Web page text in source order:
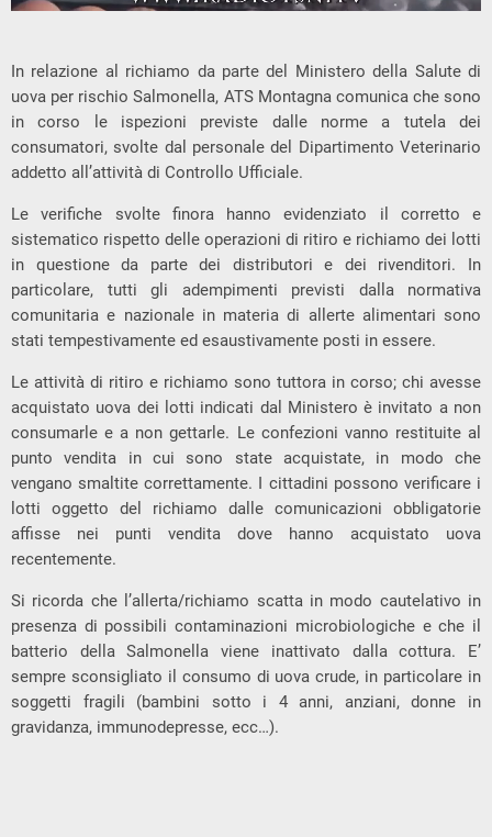
In relazione al richiamo da parte del Ministero della Salute di
uova per rischio Salmonella, ATS Montagna comunica che sono
in corso le ispezioni previste dalle norme a tutela dei
consumatori, svolte dal personale del Dipartimento Veterinario
addetto all’attività di Controllo Ufficiale.
Le verifiche svolte finora hanno evidenziato il corretto e
sistematico rispetto delle operazioni di ritiro e richiamo dei lotti
in questione da parte dei distributori e dei rivenditori. In
particolare, tutti gli adempimenti previsti dalla normativa
comunitaria e nazionale in materia di allerte alimentari sono
stati tempestivamente ed esaustivamente posti in essere.
Le attività di ritiro e richiamo sono tuttora in corso; chi avesse
acquistato uova dei lotti indicati dal Ministero è invitato a non
consumarle e a non gettarle. Le confezioni vanno restituite al
punto vendita in cui sono state acquistate, in modo che
vengano smaltite correttamente. I cittadini possono verificare i
lotti oggetto del richiamo dalle comunicazioni obbligatorie
affisse nei punti vendita dove hanno acquistato uova
recentemente.
Si ricorda che l’allerta/richiamo scatta in modo cautelativo in
presenza di possibili contaminazioni microbiologiche e che il
batterio della Salmonella viene inattivato dalla cottura. E’
sempre sconsigliato il consumo di uova crude, in particolare in
soggetti fragili (bambini sotto i 4 anni, anziani, donne in
gravidanza, immunodepresse, ecc…).